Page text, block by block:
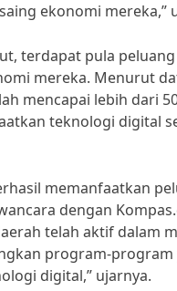
ekonomi mereka,”
terdapat pula
mereka. Menurut
mencapai lebih dari
teknologi digital
memanfaatkan
dengan
telah aktif dalam
program-
digital,” ujarnya.